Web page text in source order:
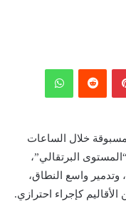
بينتيريست
خلال الساعات
البرتقالي”،
واسع النطاق،
كإجراء احترازي.